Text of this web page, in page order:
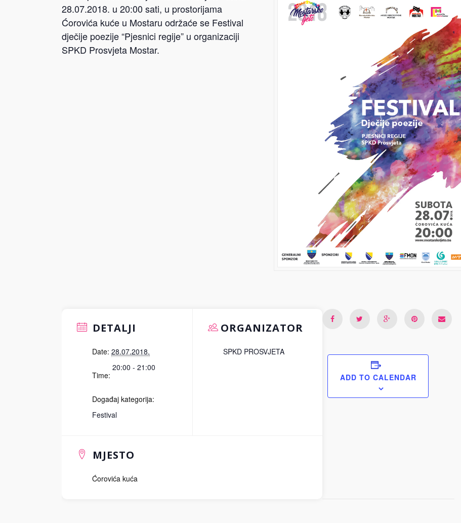
28.07.2018. u 20:00 sati, u prostorijama
Ćorovića kuće u Mostaru održaće se Festival
dječije poezije “Pjesnici regije” u organizaciji
SPKD Prosvjeta Mostar.
DETALJI
Date: 28.07.2018.
Time:
20:00 - 21:00
Događaj kategorija:
Festival
ORGANIZATOR
SPKD PROSVJETA
MJESTO
Ćorovića kuća
ADD TO CALENDAR